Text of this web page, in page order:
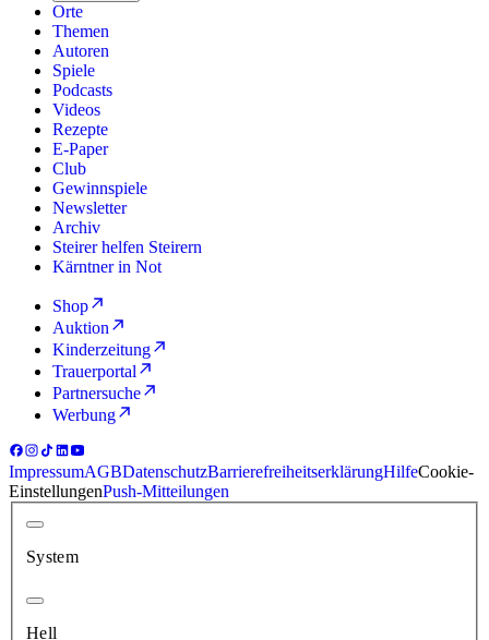
Orte
Themen
Autoren
Spiele
Podcasts
Videos
Rezepte
E-Paper
Club
Gewinnspiele
Newsletter
Archiv
Steirer helfen Steirern
Kärntner in Not
Shop
Auktion
Kinderzeitung
Trauerportal
Partnersuche
Werbung
ImpressumAGBDatenschutzBarrierefreiheitserklärungHilfeCookie-
EinstellungenPush-Mitteilungen
System
Hell